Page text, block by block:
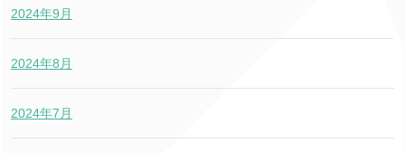
2024年9月
2024年8月
2024年7月